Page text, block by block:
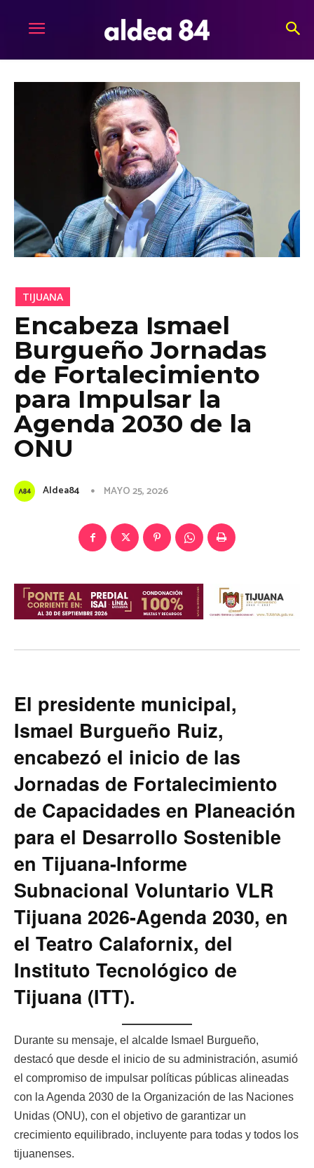
TIJUANA
Encabeza Ismael
Burgueño Jornadas
de Fortalecimiento
para Impulsar la
Agenda 2030 de la
ONU
Aldea84 MAYO 25, 2026
El presidente municipal,
Ismael Burgueño Ruiz,
encabezó el inicio de las
Jornadas de Fortalecimiento
de Capacidades en Planeación
para el Desarrollo Sostenible
en Tijuana-Informe
Subnacional Voluntario VLR
Tijuana 2026-Agenda 2030, en
el Teatro Calafornix, del
Instituto Tecnológico de
Tijuana (ITT).
Durante su mensaje, el alcalde Ismael Burgueño,
destacó que desde el inicio de su administración, asumió
el compromiso de impulsar políticas públicas alineadas
con la Agenda 2030 de la Organización de las Naciones
Unidas (ONU), con el objetivo de garantizar un
crecimiento equilibrado, incluyente para todas y todos los
tijuanenses.